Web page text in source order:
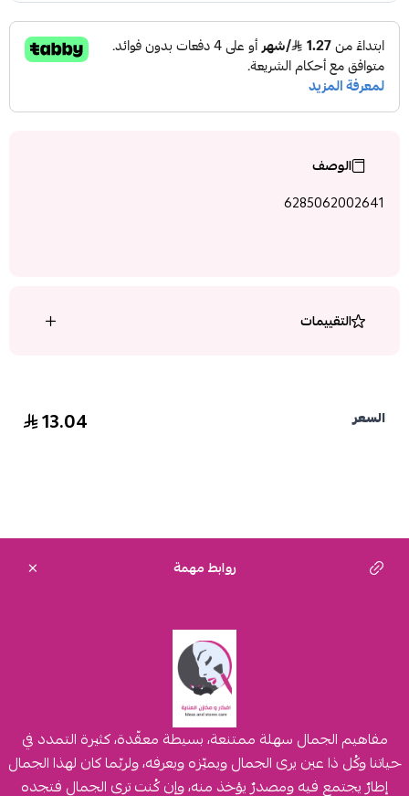
الوصف
6285062002641
التقييمات
السعر 13.04
روابط مهمة
مفاهيم الجمال سهلة ممتنعة، بسيطة معقّدة، كثيرة التمدد في
حياتنا وكُل ذا عين يرى الجمال ويميّزه ويعرفه، ولربّما كان لهذا الجمال
إطارٌ يجتمع فيه ومصدرٌ يؤخذ منه، وإن كُنت ترى الجمال فتجده